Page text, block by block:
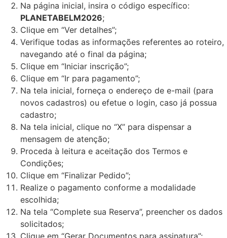
Na página inicial, insira o código específico:
PLANETABELM2026;
Clique em “Ver detalhes”;
Verifique todas as informações referentes ao roteiro,
navegando até o final da página;
Clique em “Iniciar inscrição”;
Clique em “Ir para pagamento”;
Na tela inicial, forneça o endereço de e-mail (para
novos cadastros) ou efetue o login, caso já possua
cadastro;
Na tela inicial, clique no “X” para dispensar a
mensagem de atenção;
Proceda à leitura e aceitação dos Termos e
Condições;
Clique em “Finalizar Pedido”;
Realize o pagamento conforme a modalidade
escolhida;
Na tela “Complete sua Reserva”, preencher os dados
solicitados;